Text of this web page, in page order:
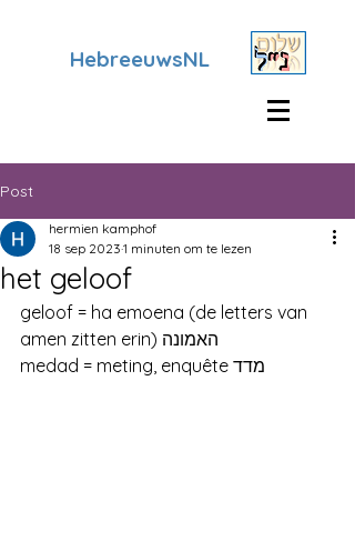
HebreeuwsNL
Post
het geloof
hermien kamphof
18 sep 2023 1 minuten om te lezen
geloof = ha emoena (de letters van
amen zitten erin) האמונה
medad = meting, enquête מדד